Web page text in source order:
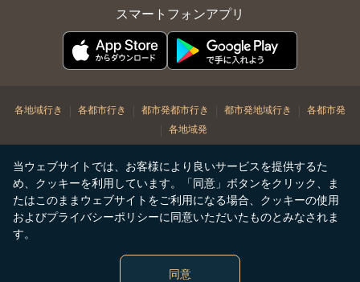
当ウェブサイトでは、お客様により良いサービスを提供するた
め、クッキーを利用しています。「同意」ボタンをクリック、ま
たはこのままウェブサイトをご利用になる場合、クッキーの使用
およびプライバシーポリシーに同意いただいたものとみなされま
す。
同意
スマートフォンアプリ
各地域行き | 各都市行き | 都市発都市行き | 都市発地域行き | 各都市発
| 各地域発